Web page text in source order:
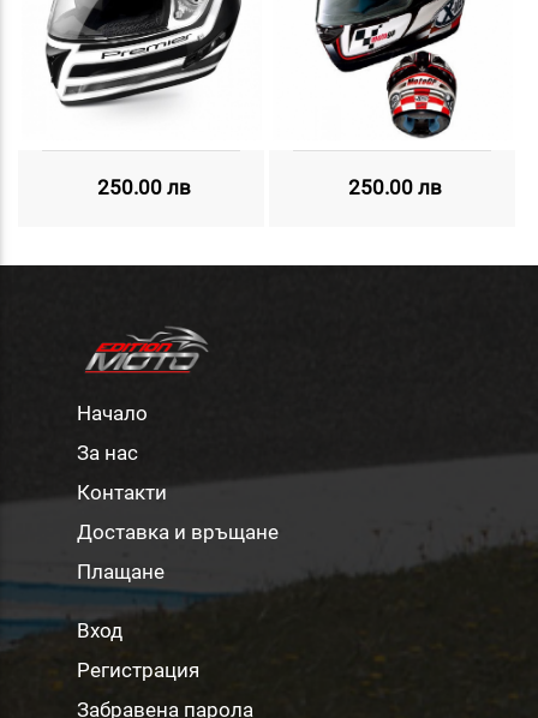
250.00 лв 250.00 лв
Начало
За нас
Контакти
Доставка и връщане
Плащане
Вход
Регистрация
Забравена парола